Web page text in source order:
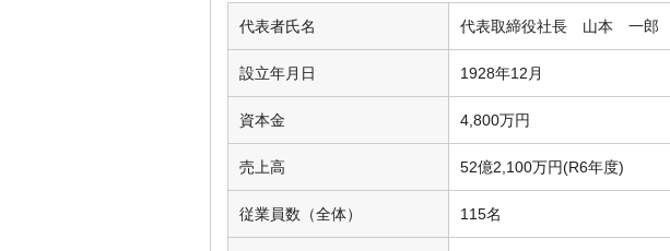
代表者氏名 代表取締役社長 山本 一郎
設立年月日 1928年12月
資本金 4,800万円
売上高 52億2,100万円(R6年度)
従業員数（全体） 115名